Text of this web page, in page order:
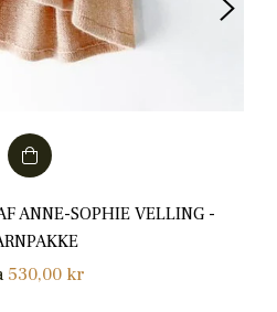
ANNE-SOPHIE VELLING -
530,00 kr